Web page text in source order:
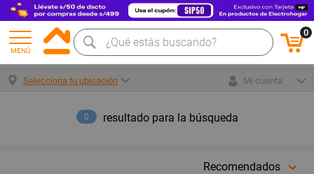
MENÚ
0
Selecciona tu ubicación Mi cuenta
0 resultado para la búsqueda
Recomendados